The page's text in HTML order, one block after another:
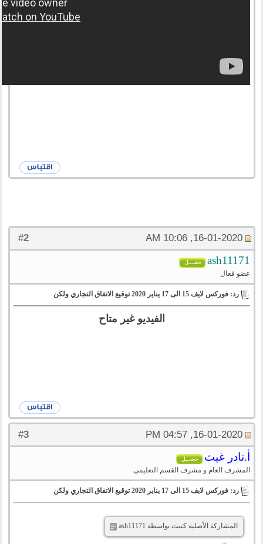
#
2 16-01-2020, 10:06 AM
ash11171
عضو فعال
رد: فوركس لايف 15 الى 17 يناير 2020 توقيع الاتفاق التجاري ولكن
الفيديو غير متاح
#
3 16-01-2020, 04:57 PM
أ.نادر غيث
المشرف العام و مشرف القسم التعليمى
رد: فوركس لايف 15 الى 17 يناير 2020 توقيع الاتفاق التجاري ولكن
المشاركة الأصلية كتبت بواسطة ash11171